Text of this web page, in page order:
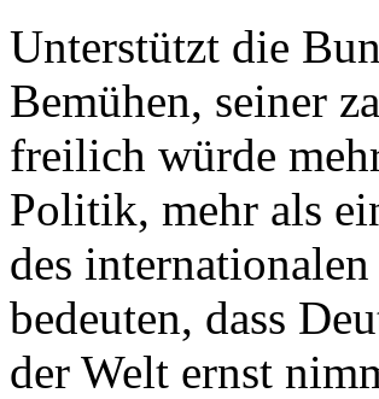
Unterstützt die
Bemühen, seiner
freilich würde
Politik, mehr als
des
bedeuten, dass
der Welt ernst